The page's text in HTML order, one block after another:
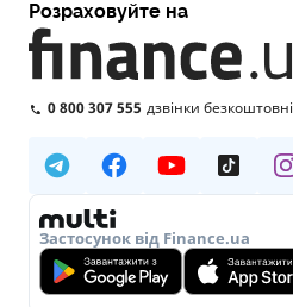
Розраховуйте на
0 800 307 555 дзвінки безкоштовні
Застосунок від Finance.ua